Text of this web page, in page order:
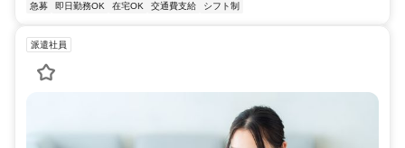
急募 即日勤務OK 在宅OK 交通費支給 シフト制
派遣社員